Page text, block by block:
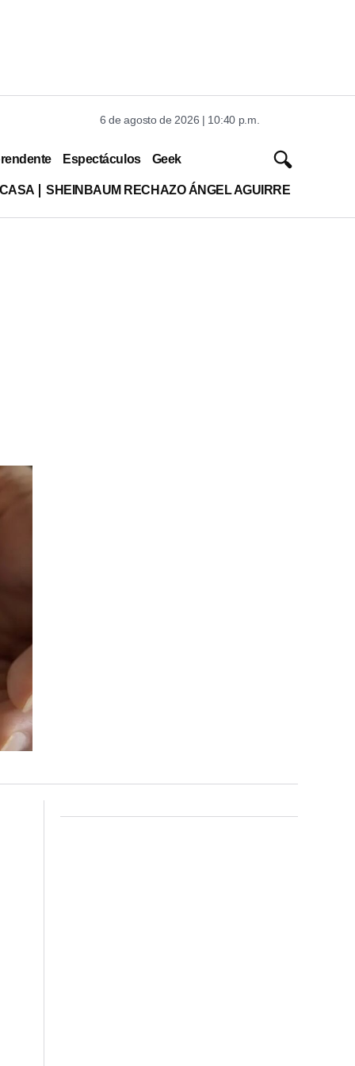
6 de agosto de 2026 | 10:40 p.m.
Espectáculos Geek
SHEINBAUM RECHAZO ÁNGEL AGUIRRE